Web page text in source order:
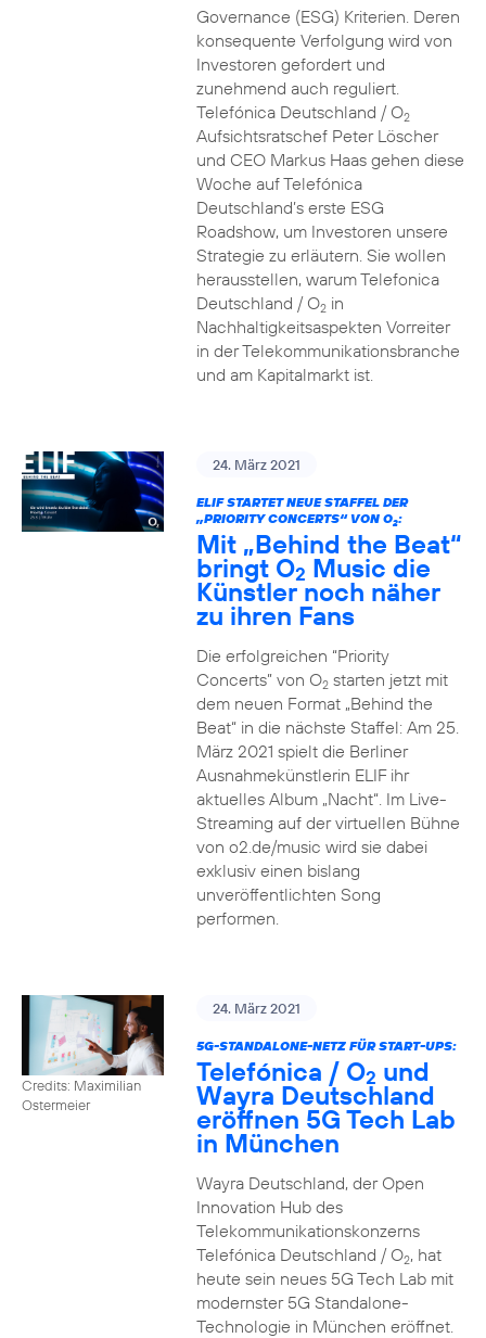
Governance (ESG) Kriterien. Deren
konsequente Verfolgung wird von
Investoren gefordert und
zunehmend auch reguliert.
Telefónica Deutschland / O2
Aufsichtsratschef Peter Löscher
und CEO Markus Haas gehen diese
Woche auf Telefónica
Deutschland’s erste ESG
Roadshow, um Investoren unsere
Strategie zu erläutern. Sie wollen
herausstellen, warum Telefonica
Deutschland / O2in
Nachhaltigkeitsaspekten Vorreiter
in der Telekommunikationsbranche
und am Kapitalmarkt ist.
24. März 2021
ELIF STARTET NEUE STAFFEL DER
„PRIORITY CONCERTS“ VON O2:
Mit „Behind the Beat“
bringt O2 Music die
Künstler noch näher
zu ihren Fans
Die erfolgreichen “Priority
Concerts” von O2starten jetzt mit
dem neuen Format „Behind the
Beat“ in die nächste Staffel: Am 25.
März 2021 spielt die Berliner
Ausnahmekünstlerin ELIF ihr
aktuelles Album „Nacht“. Im Live-
Streaming auf der virtuellen Bühne
von o2.de/music wird sie dabei
exklusiv einen bislang
unveröffentlichten Song
performen.
Credits: Maximilian
Ostermeier
24. März 2021
5G-STANDALONE-NETZ FÜR START-UPS:
Telefónica / O2 und
Wayra Deutschland
eröffnen 5G Tech Lab
in München
Wayra Deutschland, der Open
Innovation Hub des
Telekommunikationskonzerns
Telefónica Deutschland / O2, hat
heute sein neues 5G Tech Lab mit
modernster 5G Standalone-
Technologie in München eröffnet.